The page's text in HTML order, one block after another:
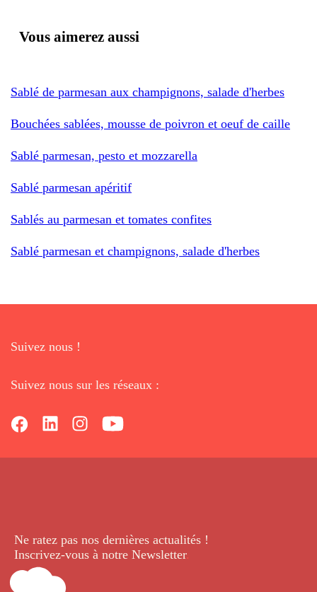
Vous aimerez aussi
Sablé de parmesan aux champignons, salade d'herbes
Bouchées sablées, mousse de poivron et oeuf de caille
Sablé parmesan, pesto et mozzarella
Sablé parmesan apéritif
Sablés au parmesan et tomates confites
Sablé parmesan et champignons, salade d'herbes
Suivez nous !
Suivez nous sur les réseaux :
Ne ratez pas nos dernières actualités !
Inscrivez-vous à notre Newsletter.